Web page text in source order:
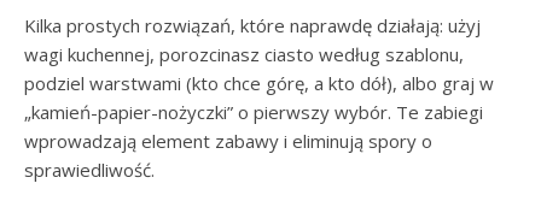
Kilka prostych rozwiązań, które naprawdę działają: użyj
wagi kuchennej, porozcinasz ciasto według szablonu,
podziel warstwami (kto chce górę, a kto dół), albo graj w
„kamień-papier-nożyczki” o pierwszy wybór. Te zabiegi
wprowadzają element zabawy i eliminują spory o
sprawiedliwość.